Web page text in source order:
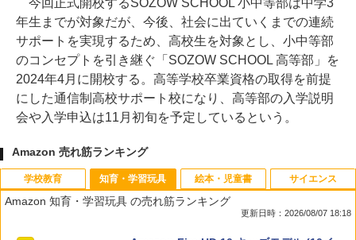
年生までが対象だが、今後、社会に出ていくまでの連続
サポートを実現するため、高校生を対象とし、小中等部
のコンセプトを引き継ぐ「SOZOW SCHOOL 高等部」を
2024年4月に開校する。高等学校卒業資格の取得を前提
にした通信制高校サポート校になり、高等部の入学説明
会や入学申込は11月初旬を予定しているという。
Amazon 売れ筋ランキング
学校教育 知育・学習玩具
Amazon 知育・学習玩具 の売れ筋ランキング
更新日時：2026/08/07 18:18
絵本・児童書 サイエンス